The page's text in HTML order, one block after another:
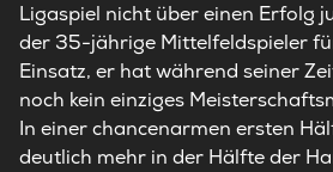
Ligaspiel nicht über einen Erfolg
der 35-jährige Mittelfeldspieler
Einsatz, er hat während seiner
noch kein einziges
In einer chancenarmen ersten
deutlich mehr in der Hälfte der